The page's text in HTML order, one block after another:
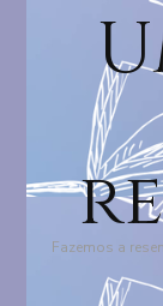
Fazemos a